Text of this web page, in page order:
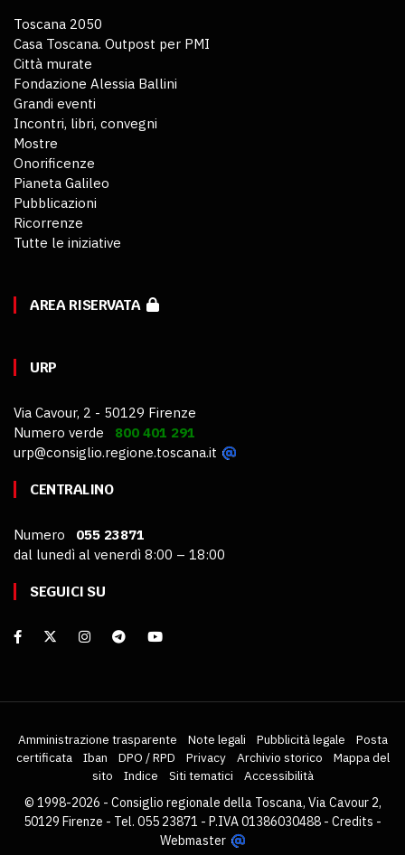
Toscana 2050
Casa Toscana. Outpost per PMI
Città murate
Fondazione Alessia Ballini
Grandi eventi
Incontri, libri, convegni
Mostre
Onorificenze
Pianeta Galileo
Pubblicazioni
Ricorrenze
Tutte le iniziative
AREA RISERVATA
URP
Via Cavour, 2 - 50129 Firenze
Numero verde 800 401 291
urp@consiglio.regione.toscana.it
CENTRALINO
Numero 055 23871
dal lunedì al venerdì 8:00 – 18:00
SEGUICI SU
Amministrazione trasparente Note legali Pubblicità legale
Posta
certificata
Iban DPO / RPD Privacy Archivio storico
Mappa del
sito
Indice Siti tematici
Accessibilità
© 1998-2026 - Consiglio regionale della Toscana, Via Cavour 2,
50129 Firenze - Tel. 055 23871 - P.IVA 01386030488 - Credits -
Webmaster